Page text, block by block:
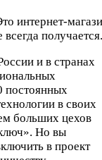
интернет-
и в странах
постоянных
в своих
больших цехов
Но вы
в проект